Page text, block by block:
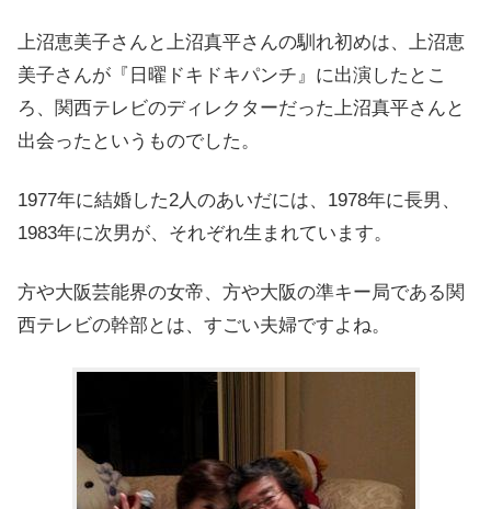
上沼恵美子さんと上沼真平さんの馴れ初めは、上沼恵
美子さんが『日曜ドキドキパンチ』に出演したとこ
ろ、関西テレビのディレクターだった上沼真平さんと
出会ったというものでした。
1977年に結婚した2人のあいだには、1978年に長男、
1983年に次男が、それぞれ生まれています。
方や大阪芸能界の女帝、方や大阪の準キー局である関
西テレビの幹部とは、すごい夫婦ですよね。